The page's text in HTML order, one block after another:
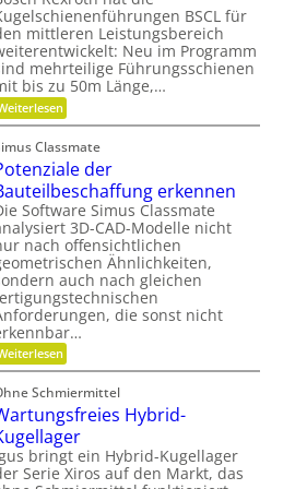
u
n
g
S
t
i
f
t
u
n
g
e
g
r
ü
n
d
e
t
i
b
l
e
P
l
a
n
t
e
n
g
e
t
r
i
e
b
e
-
F
a
m
l
i
e
BSCL für
mittleren Leistungsbereich
Neu im Programm
mehrteilige Führungsschienen
bis zu 50m Länge,…
:
F
r
m
h
r
F
l
e
x
i
b
i
l
i
t
t
Classmate
der
erkennen
Software Simus Classmate
3D-CAD-Modelle nicht
nach offensichtlichen
Ähnlichkeiten,
auch nach gleichen
die sonst nicht
:
P
t
e
n
z
i
a
Schmiermittel
Hybrid-
bringt ein Hybrid-Kugellager
Serie Xiros auf den Markt, das